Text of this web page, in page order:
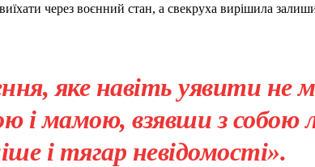
через воєнний стан, а свекруха вирішила
яке навіть уявити не
і мамою, взявши з собою
і тягар невідомості».